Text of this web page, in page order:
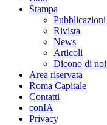
Stampa
Pubblicazioni
Rivista
News
Articoli
Dicono di noi
Area riservata
Roma Capitale
Contatti
conIA
Privacy